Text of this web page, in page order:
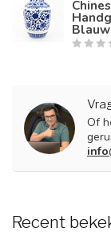
Of
Recent